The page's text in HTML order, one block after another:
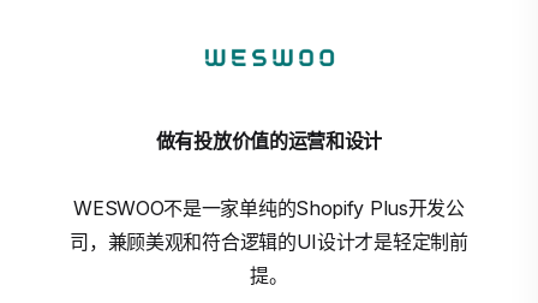
做有投放价值的运营和设计
WESWOO不是一家单纯的Shopify Plus开发公
司，兼顾美观和符合逻辑的UI设计才是轻定制前
提。